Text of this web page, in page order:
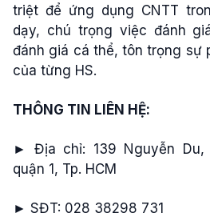
triệt để ứng dụng CNTT
dạy, chú trọng việc đánh
đánh giá cá thể, tôn trọng sự
của từng HS.
THÔNG TIN LIÊN HỆ:
► Địa chỉ: 139 Nguyễn Du,
quận 1, Tp. HCM
► SĐT: 028 38298 731